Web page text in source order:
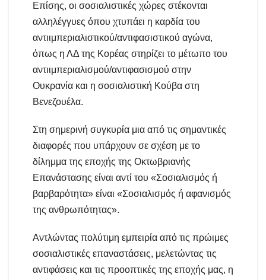
Επίσης, οι σοσιαλιστικές χώρες στέκονται
αλληλέγγυες όπου χτυπάει η καρδία του
αντιιμπεριαλιστικού/αντιφασιστικού αγώνα,
όπως η ΛΔ της Κορέας στηρίζει το μέτωπο του
αντιιμπεριαλισμού/αντιφασισμού στην
Ουκρανία και η σοσιαλιστική Κούβα στη
Βενεζουέλα.
Στη σημερινή συγκυρία μια από τις σημαντικές
διαφορές που υπάρχουν σε σχέση με το
δίλημμα της εποχής της Οκτωβριανής
Επανάστασης είναι αντί του «Σοσιαλισμός ή
βαρβαρότητα» είναι «Σοσιαλισμός ή αφανισμός
της ανθρωπότητας».
Αντλώντας πολύτιμη εμπειρία από τις πρώιμες
σοσιαλιστικές επαναστάσεις, μελετώντας τις
αντιφάσεις και τις προοπτικές της εποχής μας, η